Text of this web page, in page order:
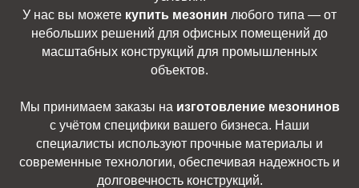
У нас вы можете купить мезонин любого типа — от
небольших решений для офисных помещений до
масштабных конструкций для промышленных
объектов.
Мы принимаем заказы на изготовление мезонинов
с учётом специфики вашего бизнеса. Наши
специалисты используют прочные материалы и
современные технологии, обеспечивая надежность и
долговечность конструкций.